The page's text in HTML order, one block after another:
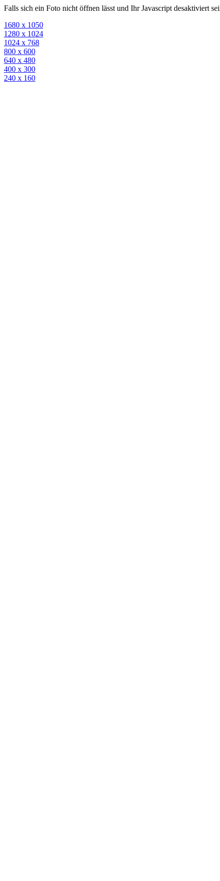
Falls sich ein Foto nicht öffnen lässt und Ihr Javascript desaktiviert
1680 x 1050
1280 x 1024
1024 x 768
800 x 600
640 x 480
400 x 300
240 x 160